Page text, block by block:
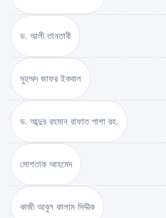
ড. আলী তানতাবী
মুহম্মদ জাফর ইকবাল
ড. আব্দুর রহমান রাফাত পাশা রহ.
মোশতাক আহমেদ
কাজী আবুল কালাম সিদ্দীক